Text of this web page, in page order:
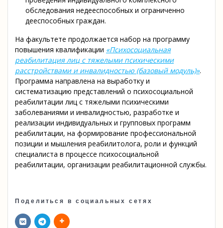
обследования недееспособных и ограниченно
дееспособных граждан.
На факультете продолжается набор на программу
повышения квалификации «Психосоциальная
реабилитация лиц с тяжелыми психическими
расстройствами и инвалидностью (базовый модуль)».
Программа направлена на выработку и
систематизацию представлений о психосоциальной
реабилитации лиц с тяжелыми психическими
заболеваниями и инвалидностью, разработке и
реализации индивидуальных и групповых программ
реабилитации, на формирование профессиональной
позиции и мышления реабилитолога, роли и функций
специалиста в процессе психосоциальной
реабилитации, организации реабилитационной службы.
Поделиться в социальных сетях